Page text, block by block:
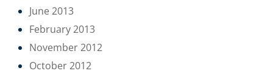
June 2013
February 2013
November 2012
October 2012